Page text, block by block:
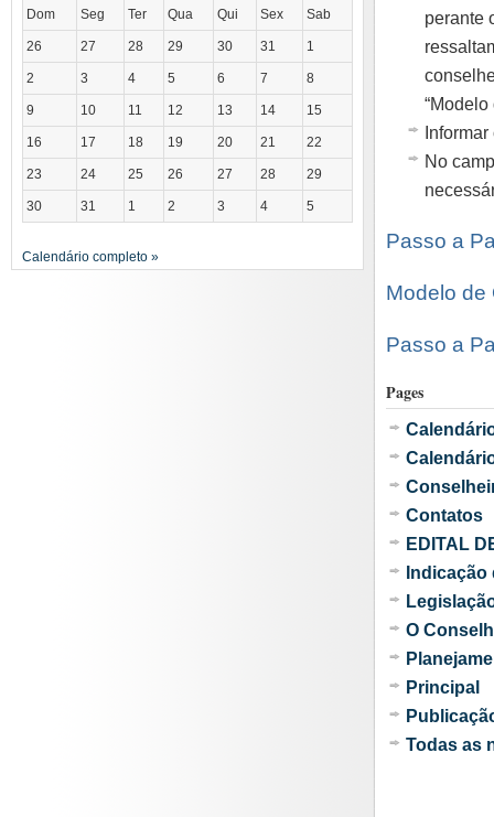
perante
No
Passo a
Modelo de
Passo a
Pages
Contatos
EDITAL
Indicação
O
Principal
Todas as
Dom Seg Ter Qua Qui Sex Sab
26 27 28 29 30 31 1
2 3 4 5 6 7 8
9 10 11 12 13 14 15
16 17 18 19 20 21 22
23 24 25 26 27 28 29
30 31 1 2 3 4 5
Calendário completo »